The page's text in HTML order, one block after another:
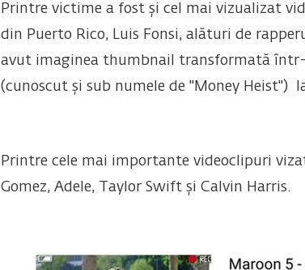
Printre victime a fost și cel mai vizualizat
din Puerto Rico, Luis Fonsi, alături de
avut imaginea thumbnail transformată într-
(cunoscut și sub numele de "Money Heist")
Printre cele mai importante videoclipuri
Gomez, Adele, Taylor Swift și Calvin Harris.